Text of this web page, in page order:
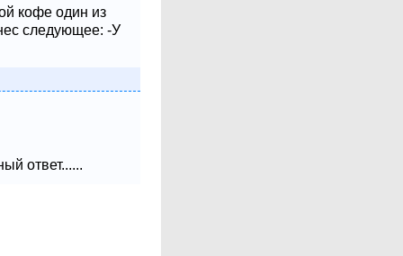
кофе один из
следующее: -У
ответ......